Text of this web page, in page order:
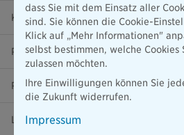
Karriere
Presse
Ratgeber
Lob & Kritik
dass Sie mit dem Einsatz aller
sind. Sie können die Cookie-
Klick auf „Mehr Informationen"
selbst bestimmen, welche Cookies
zulassen möchten.
Ihre Einwilligungen können Sie
die Zukunft widerrufen.
Impressum